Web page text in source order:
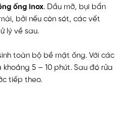
ống inox. Dầu mỡ, bụi bẩn
bởi nếu còn sót, các vết
lý về sau.
toàn bộ bề mặt ống. Với các
5 – 10 phút. Sau đó rửa
tiếp theo.